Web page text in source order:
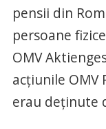
pensii din
persoane
OMV
acțiunile OMV
erau deținute